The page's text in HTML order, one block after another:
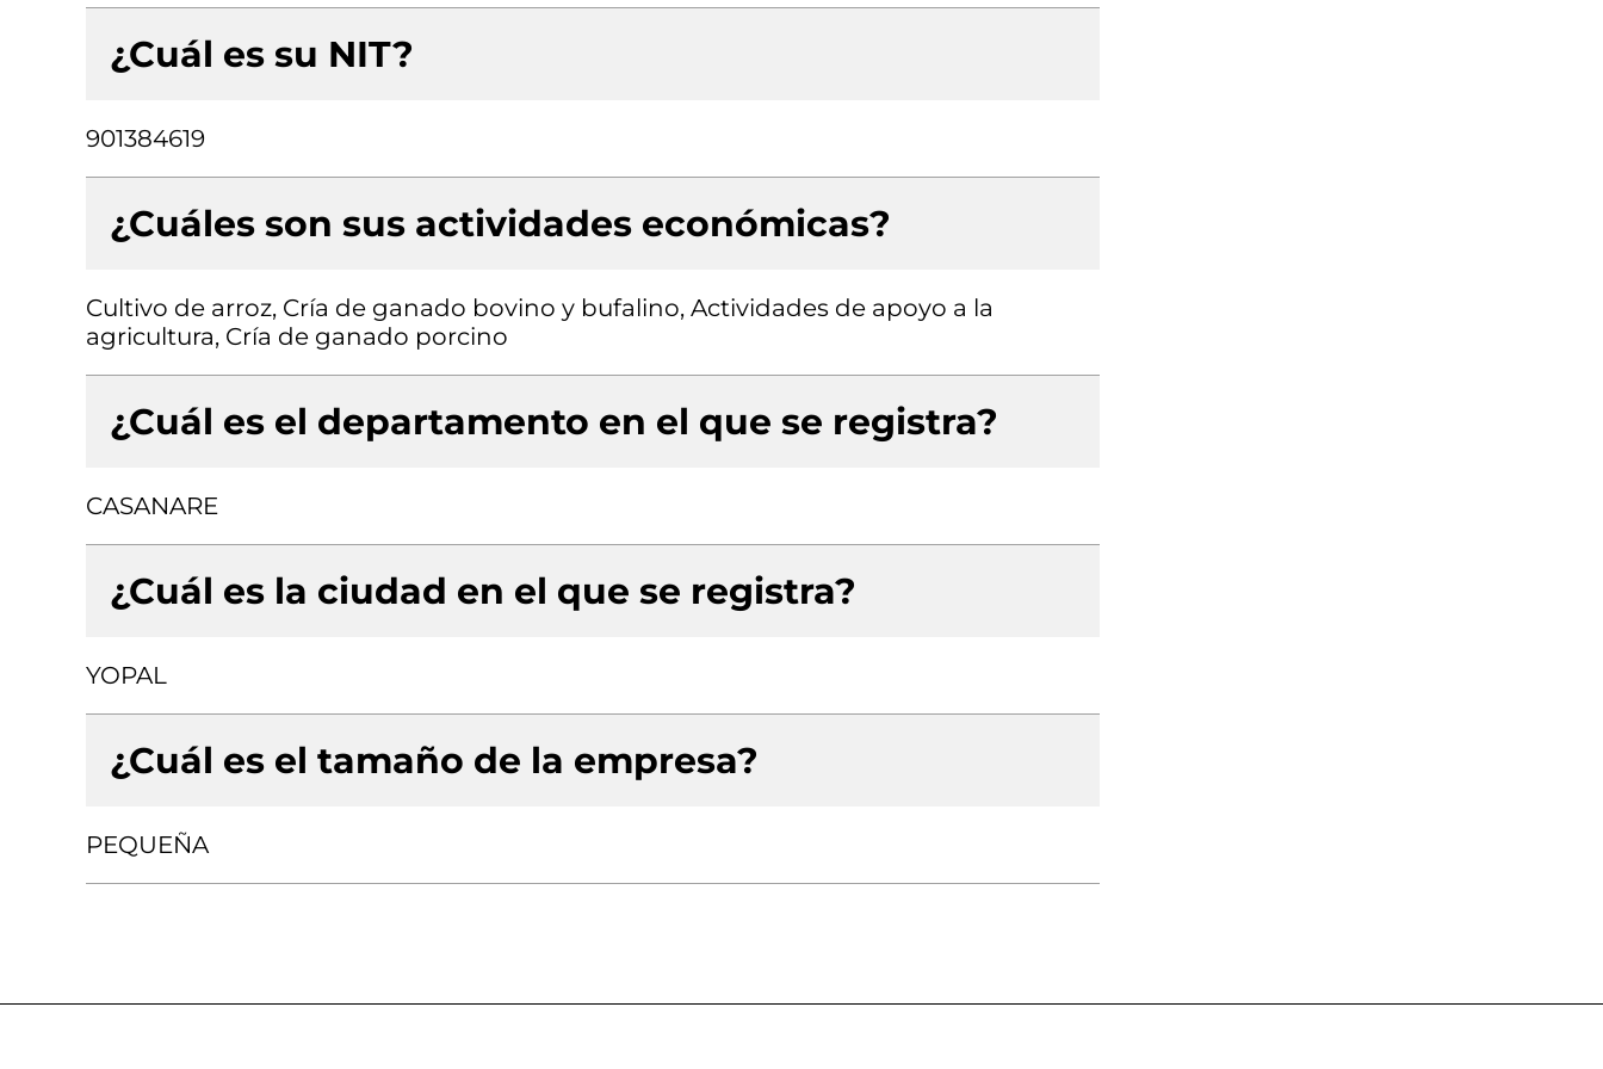
¿Cuál es su NIT?
901384619
¿Cuáles son sus actividades económicas?
Cultivo de arroz, Cría de ganado bovino y bufalino, Actividades de apoyo a la
agricultura, Cría de ganado porcino
¿Cuál es el departamento en el que se registra?
CASANARE
¿Cuál es la ciudad en el que se registra?
YOPAL
¿Cuál es el tamaño de la empresa?
PEQUEÑA